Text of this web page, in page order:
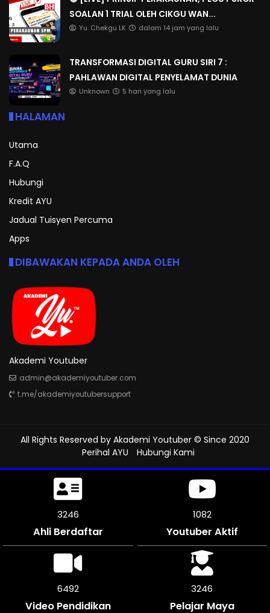
SOALAN 1 TRIAL OLEH CIKGU WAN...
Yu. Chekgu LK dalam 14 jam yang lalu
TRANSFORMASI DIGITAL GURU SIRI 7 :
PAHLAWAN DIGITAL PENYELAMAT DUNIA
Unknown 5 hari yang lalu
HALAMAN
Utama
F.A.Q
Hubungi
Kredit AYU
Jadual Tuisyen Percuma
Apps
DIBAWAKAN KEPADA ANDA OLEH
Akademi Youtuber
admin@akademiyoutuber.com
t.me/akademiyoutubersupport
All Rights Reserved by Akademi Youtuber © Since 2020
Perihal AYU
Hubungi Kami
3642
Ahli Berdaftar
1214
Youtuber Aktif
7278
Video Pendidikan
3639
Pelajar Maya